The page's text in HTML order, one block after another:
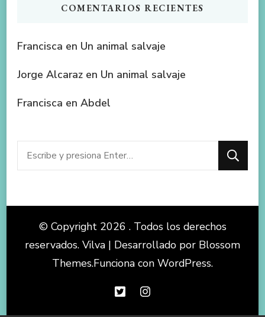
COMENTARIOS RECIENTES
Francisca en Un animal salvaje
Jorge Alcaraz en Un animal salvaje
Francisca en Abdel
¿Buscas
algo?
© Copyright 2026 . Todos los derechos
reservados. Vilva | Desarrollado por Blossom
Themes.Funciona con WordPress.